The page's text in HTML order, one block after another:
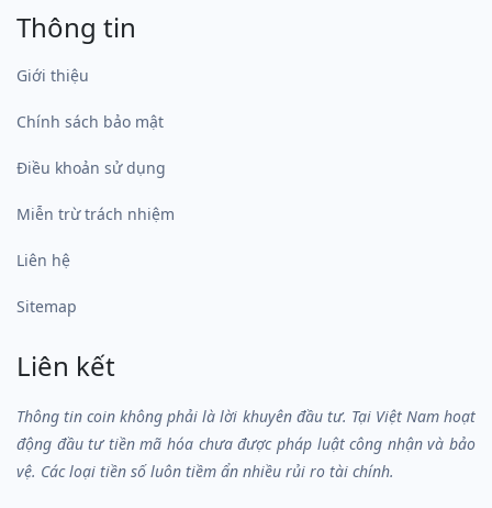
Thông tin
Giới thiệu
Chính sách bảo mật
Điều khoản sử dụng
Miễn trừ trách nhiệm
Liên hệ
Sitemap
Liên kết
Thông tin coin không phải là lời khuyên đầu tư. Tại Việt Nam hoạt
động đầu tư tiền mã hóa chưa được pháp luật công nhận và bảo
vệ. Các loại tiền số luôn tiềm ẩn nhiều rủi ro tài chính.